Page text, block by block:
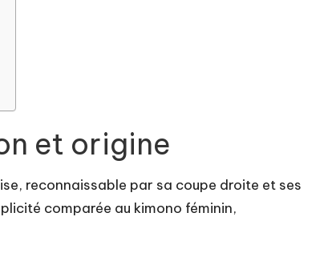
et origine
reconnaissable par sa coupe droite et ses
comparée au kimono féminin,